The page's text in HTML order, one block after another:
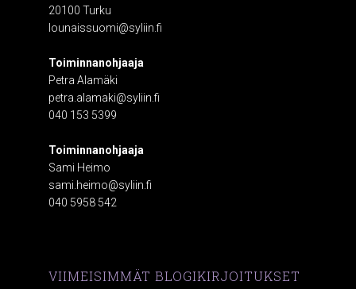
20100 Turku
lounaissuomi@syliin.fi
Toiminnanohjaaja
Petra Alamäki
petra.alamaki@syliin.fi
040 153 5399
Toiminnanohjaaja
Sami Heimo
sami.heimo@syliin.fi
040 5958 542
VIIMEISIMMÄT BLOGIKIRJOITUKSET